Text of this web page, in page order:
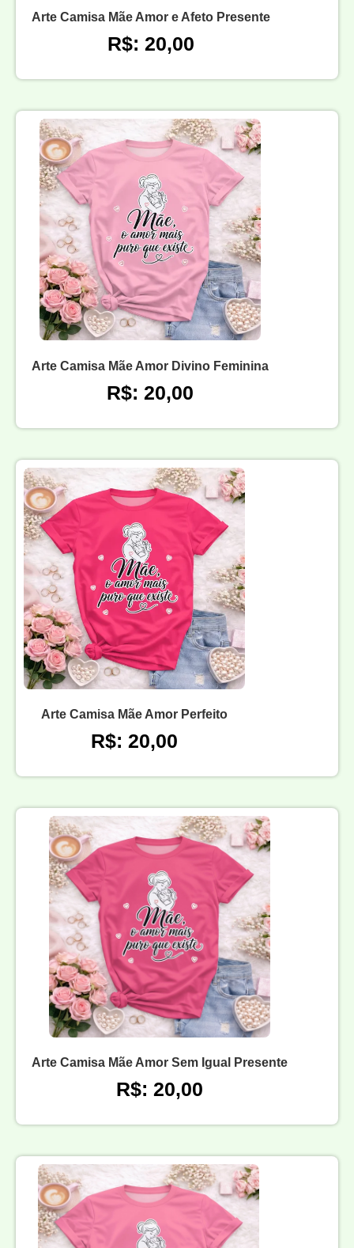
Arte Camisa Mãe Amor e Afeto Presente
R$: 20,00
Arte Camisa Mãe Amor Divino Feminina
R$: 20,00
Arte Camisa Mãe Amor Perfeito
R$: 20,00
Arte Camisa Mãe Amor Sem Igual Presente
R$: 20,00